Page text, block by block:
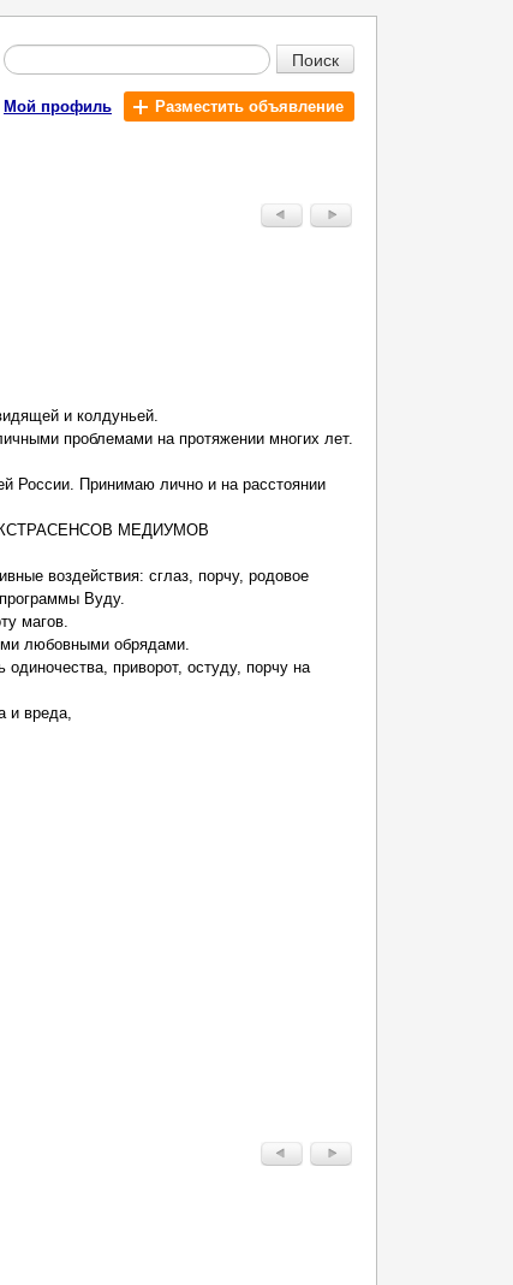
Поиск
Мой профиль Разместить объявление
и колдуньей.
проблемами на протяжении многих лет.
России. Принимаю лично и на расстоянии
МЕДИУМОВ
воздействия: сглаз, порчу, родовое
Вуду.
магов.
любовными обрядами.
приворот, остуду, порчу на
и вреда,